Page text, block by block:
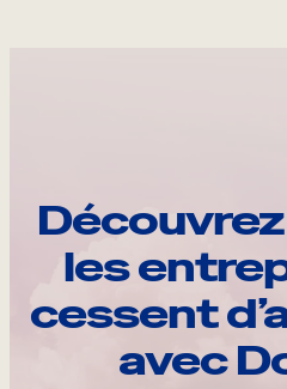
les
cessent
avec